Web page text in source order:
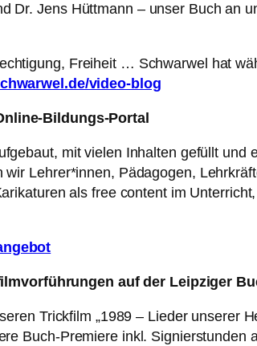
Dr. Jens Hüttmann – unser Buch an
Freiheit … Schwarwel hat
video-blog
Bildungs-Portal
mit vielen Inhalten gefüllt und
Lehrer*innen, Pädagogen,
als free content im
auf der Leipziger
Trickfilm „1989 – Lieder unserer
Buch-Premiere inkl. Signierstunden